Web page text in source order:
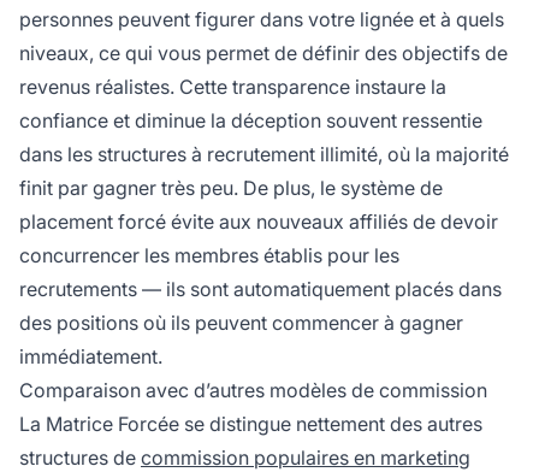
personnes peuvent figurer dans votre lignée et à quels
niveaux, ce qui vous permet de définir des objectifs de
revenus réalistes. Cette transparence instaure la
confiance et diminue la déception souvent ressentie
dans les structures à recrutement illimité, où la majorité
finit par gagner très peu. De plus, le système de
placement forcé évite aux nouveaux affiliés de devoir
concurrencer les membres établis pour les
recrutements — ils sont automatiquement placés dans
des positions où ils peuvent commencer à gagner
immédiatement.
Comparaison avec d’autres modèles de commission
La Matrice Forcée se distingue nettement des autres
structures de commission populaires en marketing